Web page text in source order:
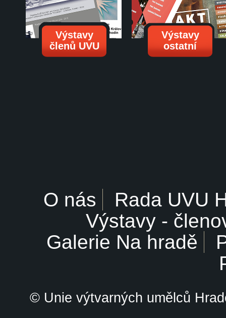
Výstavy
členů UVU
Výstavy
ostatní
O nás
Rada UVU
Výstavy -
Galerie Na hradě
© Unie výtvarných umělců